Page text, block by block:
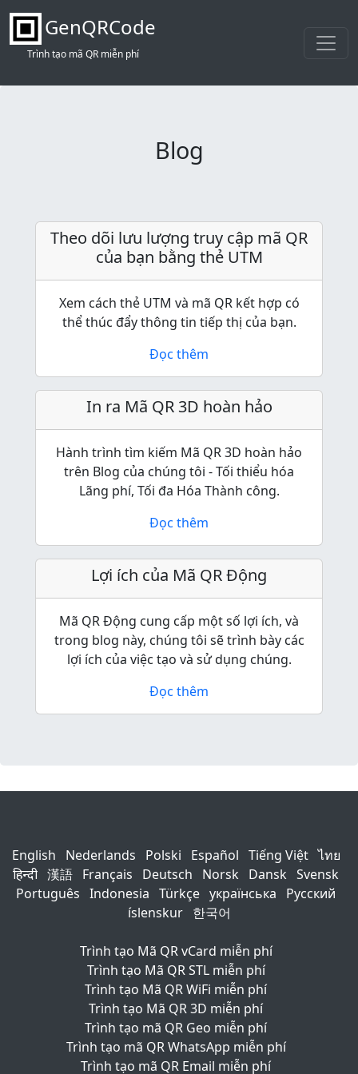
GenQRCode
Trình tạo mã QR miễn phí
Blog
Theo dõi lưu lượng truy cập mã QR
của bạn bằng thẻ UTM
Xem cách thẻ UTM và mã QR kết hợp có
thể thúc đẩy thông tin tiếp thị của bạn.
Đọc thêm
In ra Mã QR 3D hoàn hảo
Hành trình tìm kiếm Mã QR 3D hoàn hảo
trên Blog của chúng tôi - Tối thiểu hóa
Lãng phí, Tối đa Hóa Thành công.
Đọc thêm
Lợi ích của Mã QR Động
Mã QR Động cung cấp một số lợi ích, và
trong blog này, chúng tôi sẽ trình bày các
lợi ích của việc tạo và sử dụng chúng.
Đọc thêm
English Nederlands Polski Español Tiếng Việt ไทย
हिन्दी 漢語 Français Deutsch Norsk Dansk Svensk
Português Indonesia Türkçe українська
Русский
íslenskur
한국어
Trình tạo Mã QR vCard miễn phí
Trình tạo Mã QR STL miễn phí
Trình tạo Mã QR WiFi miễn phí
Trình tạo Mã QR 3D miễn phí
Trình tạo mã QR Geo miễn phí
Trình tạo mã QR WhatsApp miễn phí
Trình tạo mã QR Email miễn phí